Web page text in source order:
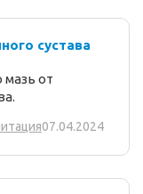
сустава
от
07.04.2024